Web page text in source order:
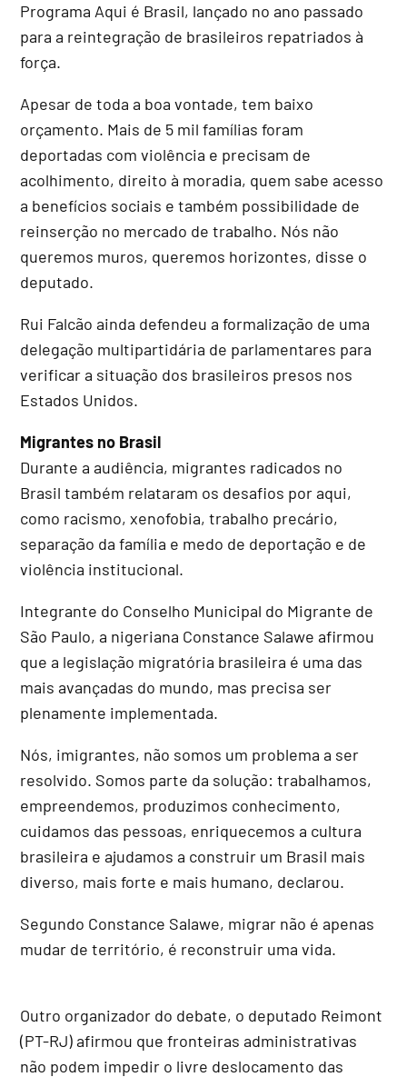
Programa Aqui é Brasil, lançado no ano passado
para a reintegração de brasileiros repatriados à
força.
Apesar de toda a boa vontade, tem baixo
orçamento. Mais de 5 mil famílias foram
deportadas com violência e precisam de
acolhimento, direito à moradia, quem sabe acesso
a benefícios sociais e também possibilidade de
reinserção no mercado de trabalho. Nós não
queremos muros, queremos horizontes, disse o
deputado.
Rui Falcão ainda defendeu a formalização de uma
delegação multipartidária de parlamentares para
verificar a situação dos brasileiros presos nos
Estados Unidos.
Migrantes no Brasil
Durante a audiência, migrantes radicados no
Brasil também relataram os desafios por aqui,
como racismo, xenofobia, trabalho precário,
separação da família e medo de deportação e de
violência institucional.
Integrante do Conselho Municipal do Migrante de
São Paulo, a nigeriana Constance Salawe afirmou
que a legislação migratória brasileira é uma das
mais avançadas do mundo, mas precisa ser
plenamente implementada.
Nós, imigrantes, não somos um problema a ser
resolvido. Somos parte da solução: trabalhamos,
empreendemos, produzimos conhecimento,
cuidamos das pessoas, enriquecemos a cultura
brasileira e ajudamos a construir um Brasil mais
diverso, mais forte e mais humano, declarou.
Segundo Constance Salawe, migrar não é apenas
mudar de território, é reconstruir uma vida.
Outro organizador do debate, o deputado Reimont
(PT-RJ) afirmou que fronteiras administrativas
não podem impedir o livre deslocamento das